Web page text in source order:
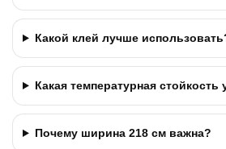
Какой клей лучше
Какая температурная стойкость
Почему ширина 218 см важна?